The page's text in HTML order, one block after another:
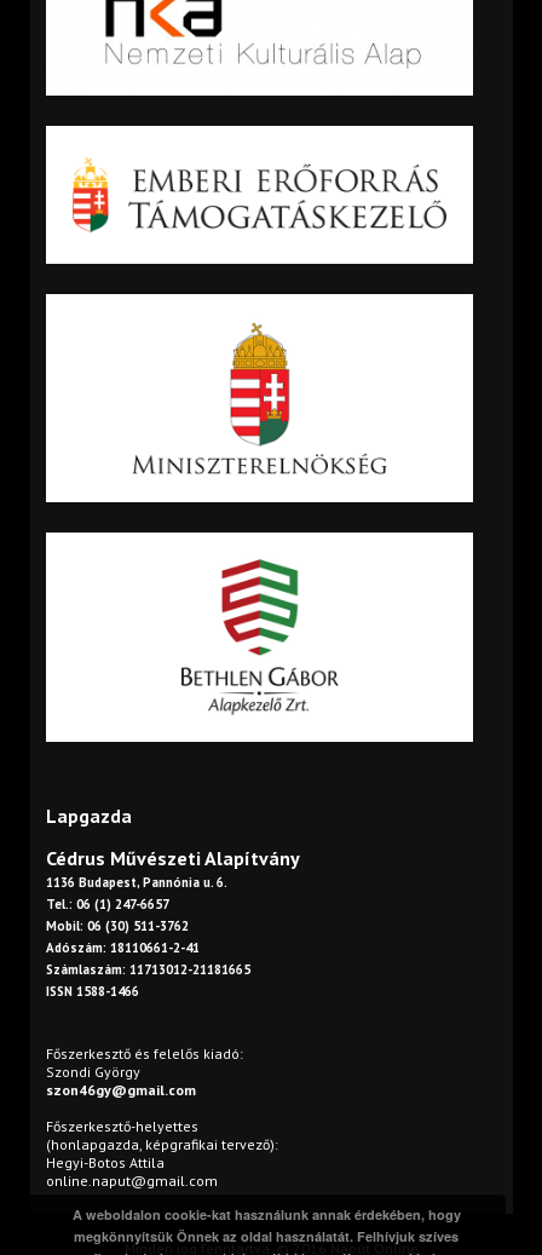
Lapgazda
Cédrus Művészeti Alapítvány
1136 Budapest, Pannónia u. 6.
Tel.: 06 (1) 247-6657
Mobil: 06 (30) 511-3762
Adószám: 18110661-2-41
Számlaszám: 11713012-21181665
ISSN 1588-1466
Főszerkesztő és felelős kiadó:
Szondi György
szon46gy@gmail.com
Főszerkesztő-helyettes
(honlapgazda, képgrafikai tervező):
Hegyi-Botos Attila
online.naput@gmail.com
Minden jog fenntartva. © 2016 Napút Online
A weboldalon cookie-kat használunk annak érdekében, hogy
megkönnyítsük Önnek az oldal használatát. Felhívjuk szíves